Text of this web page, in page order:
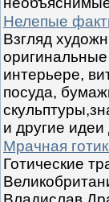
Нелепые
Взгляд
интерьере,
посуда,
и другие идеи
Мрачная
Готические